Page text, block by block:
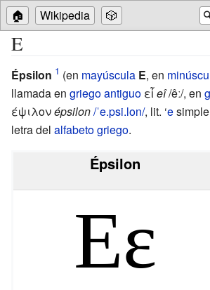
🏠 Wikipedia 🎲
Ε
Épsilon (en mayúscula Ε, en
llamadaen griego antiguo εἶeî/êː/, en
έψιλονépsilon/ˈe.psi.lon/, lit. ‘e
letra del alfabeto griego.
Épsilon
Εε